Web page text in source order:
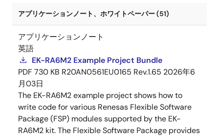
アプリケーションノート、ホワイトペーパー (51)
アプリケーションノート
英語
EK-RA6M2 Example Project Bundle
PDF 730 KB R20AN0561EU0165 Rev.1.65 2026年6
月03日
The EK-RA6M2 example project shows how to
write code for various Renesas Flexible Software
Package (FSP) modules supported by the EK-
RA6M2 kit. The Flexible Software Package provides